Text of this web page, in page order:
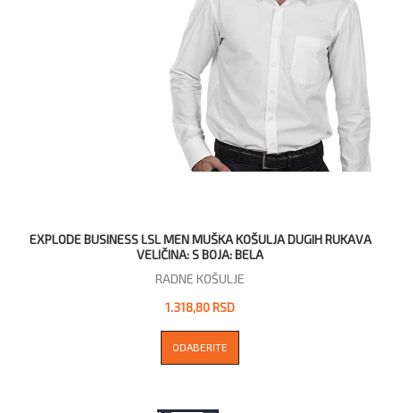
EXPLODE BUSINESS LSL MEN MUŠKA KOŠULJA DUGIH RUKAVA
VELIČINA: S BOJA: BELA
RADNE KOŠULJE
1.318,80 RSD
ODABERITE